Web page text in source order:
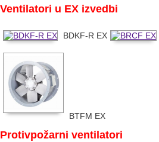
Ventilatori u EX izvedbi
BDKF-R EX
BTFM EX
Protivpožarni ventilatori